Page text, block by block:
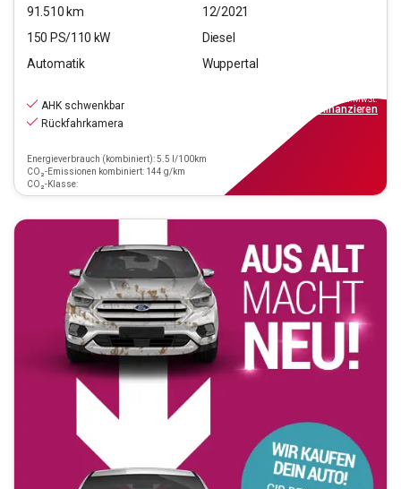
91.510 km
12/2021
150 PS/110 kW
Diesel
Automatik
Wuppertal
AHK schwenkbar
Rückfahrkamera
Energieverbrauch (kombiniert): 5.5 l/100km
CO₂-Emissionen kombiniert: 144 g/km
CO₂-Klasse:
inkl.MwSt.
finanzieren